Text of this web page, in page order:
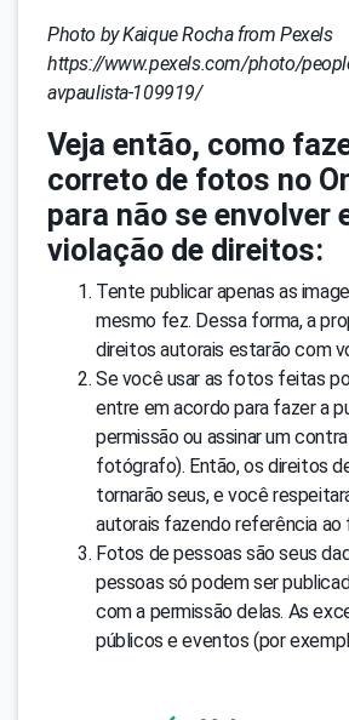
Photo by Kaique Rocha from Pexels
https://www.pexels.com/photo/
avpaulista-109919/
Veja então, como
correto de fotos no
para não se envolver
violação de direitos:
Tente publicar apenas as
mesmo fez. Dessa forma, a
direitos autorais estarão com
Se você usar as fotos feitas
entre em acordo para fazer a
permissão ou assinar um
fotógrafo). Então, os direitos
tornarão seus, e você
autorais fazendo referência
Fotos de pessoas são seus
pessoas só podem ser
com a permissão delas. As
públicos e eventos (por